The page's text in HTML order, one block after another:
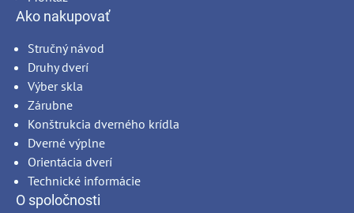
Ako nakupovať
Stručný návod
Druhy dverí
Výber skla
Zárubne
Konštrukcia dverného krídla
Dverné výplne
Orientácia dverí
Technické informácie
O spoločnosti